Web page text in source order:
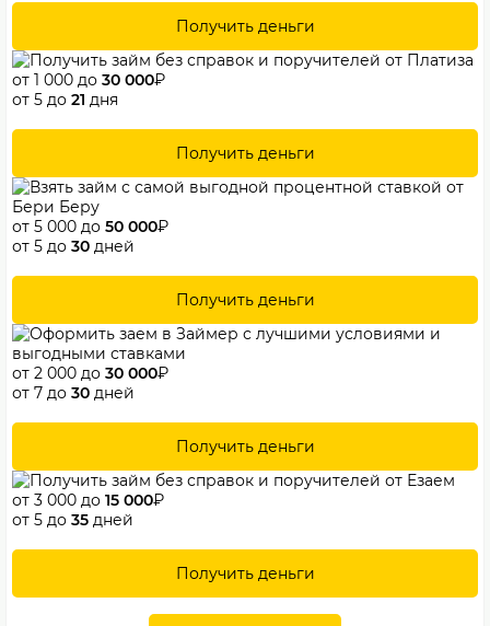
Получить деньги
от 1 000 до 30 000₽
от 5 до 21 дня
Получить деньги
от 5 000 до 50 000₽
от 5 до 30 дней
Получить деньги
от 2 000 до 30 000₽
от 7 до 30 дней
Получить деньги
от 3 000 до 15 000₽
от 5 до 35 дней
Получить деньги